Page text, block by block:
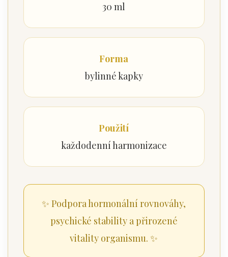
30 ml
Forma
bylinné kapky
Použití
každodenní harmonizace
✨ Podpora hormonální rovnováhy,
psychické stability a přirozené
vitality organismu. ✨